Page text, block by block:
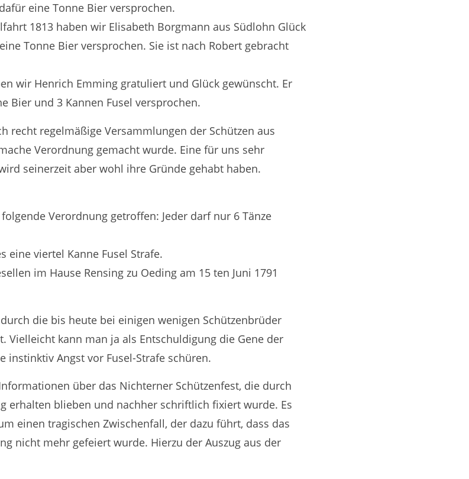
eine Tonne Bier versprochen.
1813 haben wir Elisabeth Borgmann aus Südlohn Glück
Tonne Bier versprochen. Sie ist nach Robert gebracht
wir Henrich Emming gratuliert und Glück gewünscht. Er
Bier und 3 Kannen Fusel versprochen.
recht regelmäßige Versammlungen der Schützen aus
Verordnung gemacht wurde. Eine für uns sehr
seinerzeit aber wohl ihre Gründe gehabt haben.
Verordnung getroffen: Jeder darf nur 6 Tänze
eine viertel Kanne Fusel Strafe.
im Hause Rensing zu Oeding am 15 ten Juni 1791
die bis heute bei einigen wenigen Schützenbrüder
Vielleicht kann man ja als Entschuldigung die Gene der
instinktiv Angst vor Fusel-Strafe schüren.
über das Nichterner Schützenfest, die durch
erhalten blieben und nachher schriftlich fixiert wurde. Es
einen tragischen Zwischenfall, der dazu führt, dass das
nicht mehr gefeiert wurde. Hierzu der Auszug aus der